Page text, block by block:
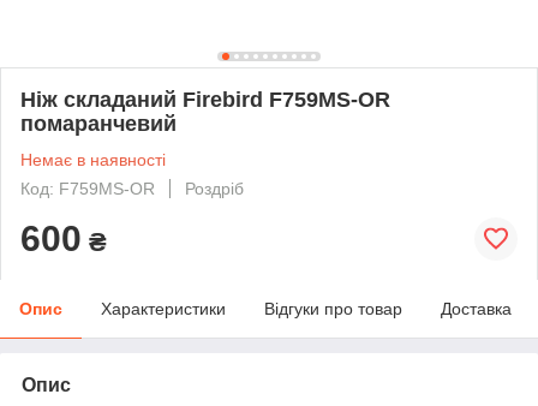
Ніж складаний Firebird F759MS-OR
помаранчевий
Немає в наявності
Код: F759MS-OR
Роздріб
600 ₴
Опис Характеристики Відгуки про товар Доставка
Опис